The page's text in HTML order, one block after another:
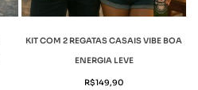
KIT COM 2 REGATAS CASAIS VIBE BOA
ENERGIA LEVE
R$149,90